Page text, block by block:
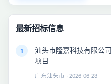
最新招标信息
1
汕头市隆嘉科技有限公
项目
广东汕头市 · 2026-06-23